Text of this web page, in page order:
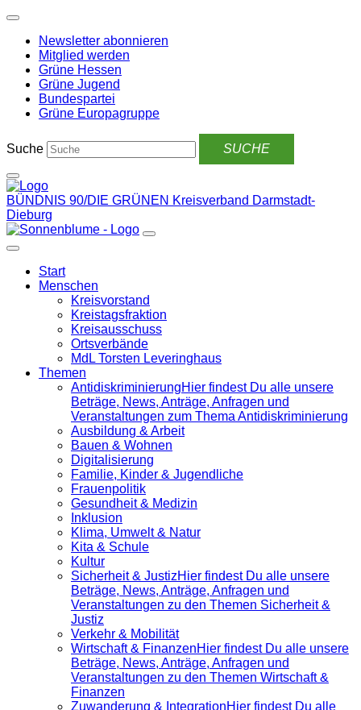
Weiter
Inhalt
Newsletter abonnieren
Mitglied werden
Grüne Hessen
Grüne Jugend
Bundespartei
Grüne Europagruppe
Suche
BÜNDNIS 90/DIE GRÜNEN Kreisverband Darmstadt-
Dieburg
Start
Menschen
Kreisvorstand
Kreistagsfraktion
Kreisausschuss
Ortsverbände
MdL Torsten Leveringhaus
Themen
Antidiskrimi­nierungHier findest Du alle unsere
Beträge, News, Anträge, Anfragen und
Veranstaltungen zum Thema Antidiskriminierung
Ausbildung & Arbeit
Bauen & Wohnen
Digitalisierung
Familie, Kinder & Jugendliche
Frauenpolitik
Gesundheit & Medizin
Inklusion
Klima, Umwelt & Natur
Kita & Schule
Kultur
Sicherheit & JustizHier findest Du alle unsere
Beträge, News, Anträge, Anfragen und
Veranstaltungen zu den Themen Sicherheit &
Justiz
Verkehr & Mobilität
Wirtschaft & FinanzenHier findest Du alle unsere
Beträge, News, Anträge, Anfragen und
Veranstaltungen zu den Themen Wirtschaft &
Finanzen
Zuwanderung & IntegrationHier findest Du alle